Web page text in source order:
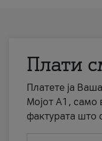
Плати
Платете ја
Мојот А1, само
фактурата што